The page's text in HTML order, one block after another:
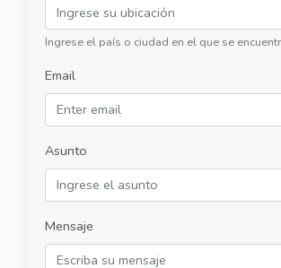
Ingrese el país o ciudad en el que se
Email
Asunto
Mensaje